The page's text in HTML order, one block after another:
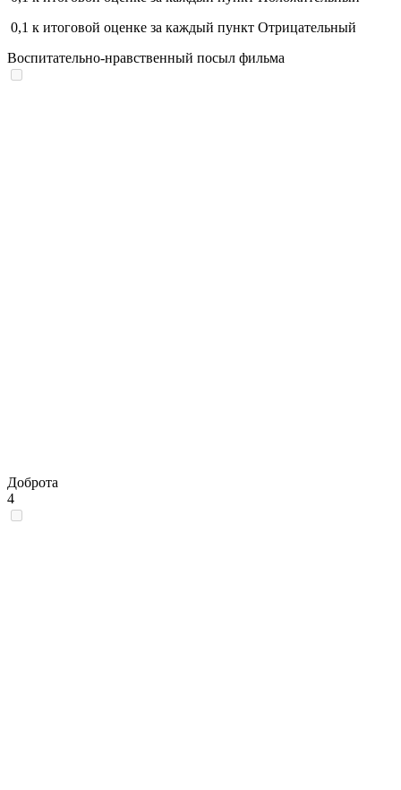
0,1 к итоговой оценке за каждый пункт Отрицательный
Воспитательно-нравственный посыл фильма
Доброта
4